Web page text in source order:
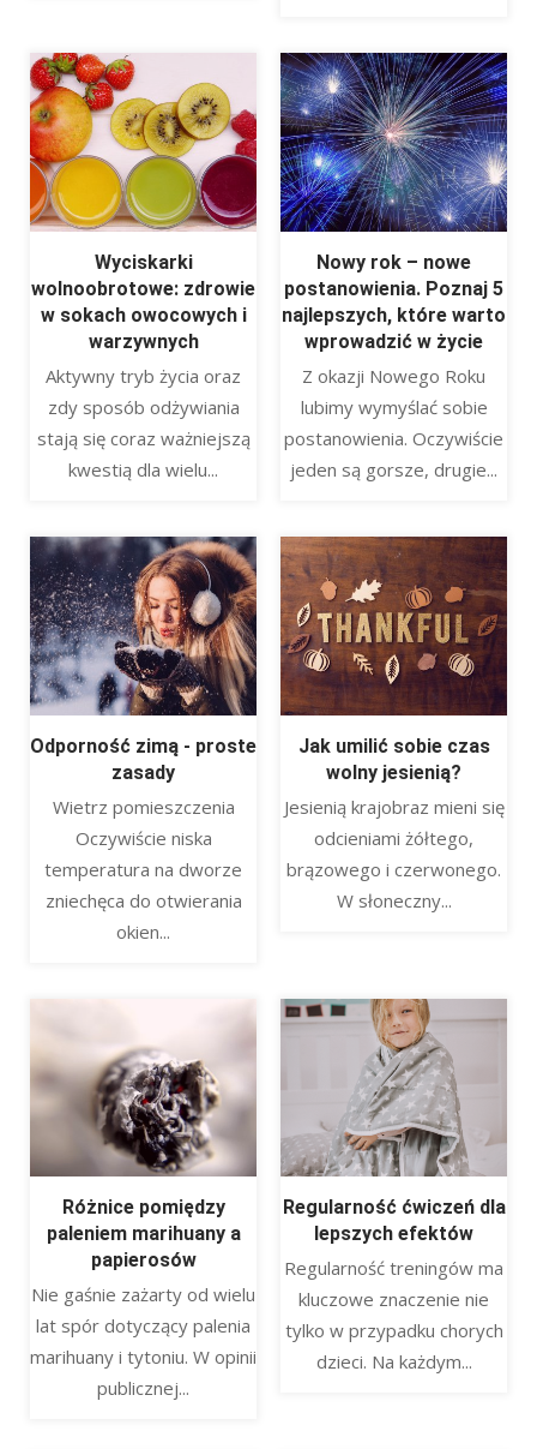
Wyciskarki
wolnoobrotowe: zdrowie
w sokach owocowych i
warzywnych
Aktywny tryb życia oraz
zdy sposób odżywiania
stają się coraz ważniejszą
kwestią dla wielu...
Nowy rok – nowe
postanowienia. Poznaj 5
najlepszych, które warto
wprowadzić w życie
Z okazji Nowego Roku
lubimy wymyślać sobie
postanowienia. Oczywiście
jeden są gorsze, drugie...
Odporność zimą - proste
zasady
Wietrz pomieszczenia
Oczywiście niska
temperatura na dworze
zniechęca do otwierania
okien...
Jak umilić sobie czas
wolny jesienią?
Jesienią krajobraz mieni się
odcieniami żółtego,
brązowego i czerwonego.
W słoneczny...
Różnice pomiędzy
paleniem marihuany a
papierosów
Nie gaśnie zażarty od wielu
lat spór dotyczący palenia
marihuany i tytoniu. W opinii
publicznej...
Regularność ćwiczeń dla
lepszych efektów
Regularność treningów ma
kluczowe znaczenie nie
tylko w przypadku chorych
dzieci. Na każdym...